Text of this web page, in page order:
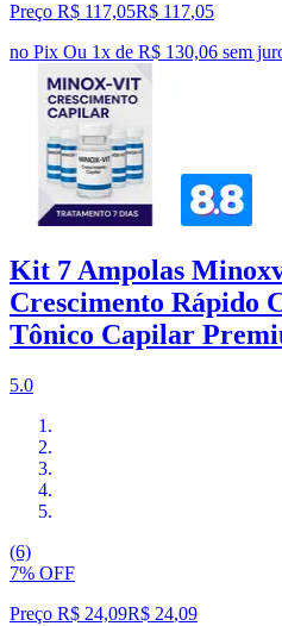
Preço R$ 117,05R$ 117,05
no Pix Ou 1x de R$ 130,06 sem
Kit 7 Ampolas
Crescimento Rápido
Tônico Capilar
5.0
(6)
7% OFF
Preço R$ 24,09R$ 24,09